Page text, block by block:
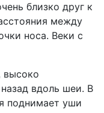
близко друг к
между
носа. Веки с
высоко
вдоль шеи. В
поднимает уши